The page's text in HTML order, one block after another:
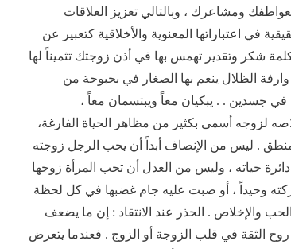
ومشاعرك ، وبالتالي تعزيز العلاقات
في اعتباراتها المعنوية والأخلاقية كتعبير عن
شكر وتقدير تهمس بها في أذن زوجتك تثميناً لها
الظلال ينعم بها الصغار في بحبوحة من
في جسدين . . يبكيان معاً ويبتسمان معاً ،
لزوجه أسمى بكثير من مظاهر الحياة الفارغة،
. ليس من الإنصاف أبداً أن يحب الرجل زوجته
حياته ، وليس من العدل أن تحب المرأة زوجها
وحيداً ، أو صبت عليه جام غضبها في كل لحظة
والإخلاص . الحذر عند الانتقاد : إن ما يضعف
روح الثقة في قلب الزوجة أو الزوج . فعندما يتعرض